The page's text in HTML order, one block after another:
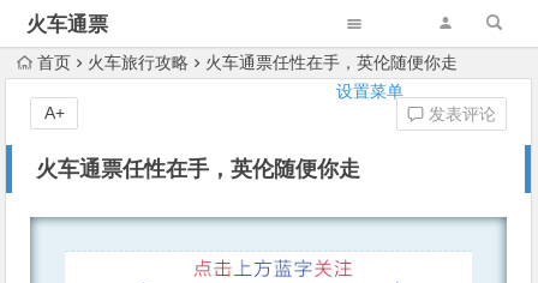
火车通票
设置菜单
首页 火车旅行攻略 火车通票任性在手，英伦随便你走
火车通票任性在手，英伦随便你走
发表评论
A+